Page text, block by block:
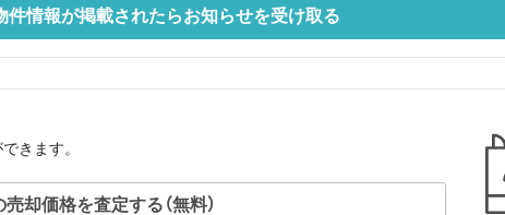
件情報が掲載されたらお知らせを受け取る
きます。
却価格を査定する（無料）